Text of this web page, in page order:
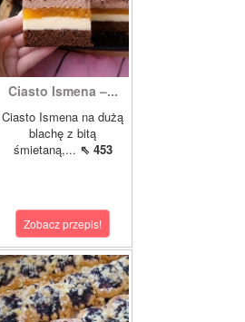
Ciasto Ismena –...
Ciasto Ismena na dużą
blachę z bitą
śmietaną,... ⇖ 453
Zobacz przepis!